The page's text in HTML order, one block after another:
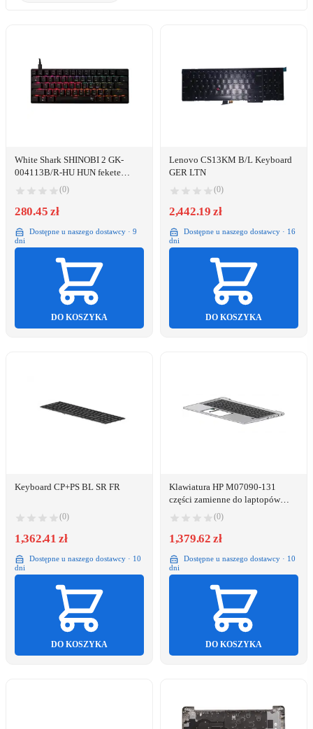
White Shark SHINOBI 2 GK-
004113B/R-HU HUN fekete
mechanikus (red switch) gamer
billentyűzet
(0)
280.45 zł
Dostępne u naszego dostawcy · 9
dni
DO KOSZYKA
Lenovo CS13KM B/L Keyboard
GER LTN
(0)
2,442.19 zł
Dostępne u naszego dostawcy · 16
dni
DO KOSZYKA
Keyboard CP+PS BL SR FR
(0)
1,362.41 zł
Dostępne u naszego dostawcy · 10
dni
DO KOSZYKA
Klawiatura HP M07090-131
części zamienne do laptopów
(0)
1,379.62 zł
Dostępne u naszego dostawcy · 10
dni
DO KOSZYKA